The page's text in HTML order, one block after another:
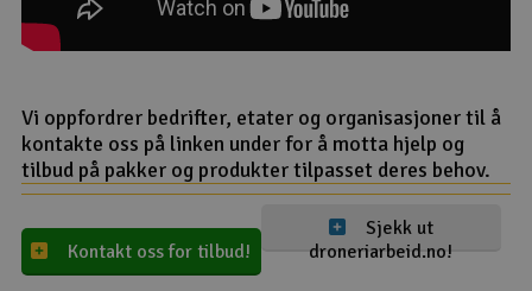
Vi oppfordrer bedrifter, etater og organisasjoner til å
kontakte oss på linken under for å motta hjelp og
tilbud på pakker og produkter tilpasset deres behov.
Kontakt oss for tilbud!
Sjekk ut
droneriarbeid.no!